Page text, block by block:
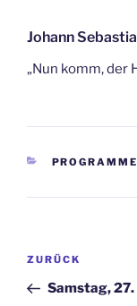
Johann
„Nun komm, der
KATEGORIEN
PROGRAMME
Vorheriger
Beitrag
ZURÜCK
Samstag, 27.